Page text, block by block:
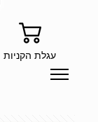
עגלת הקניות